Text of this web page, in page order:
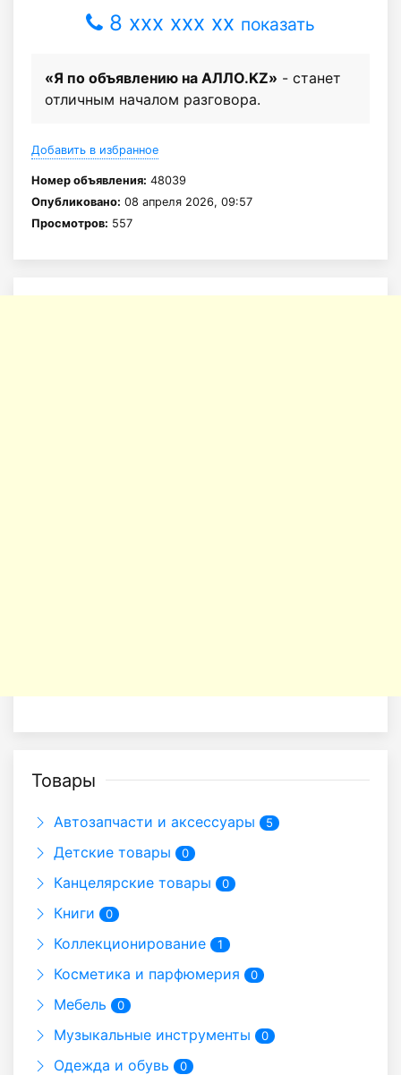
8 xxx xxx xx показать
«Я по объявлению на АЛЛО.KZ» - станет
отличным началом разговора.
Добавить в избранное
Номер объявления: 48039
Опубликовано: 08 апреля 2026, 09:57
Просмотров: 557
Товары
Автозапчасти и аксессуары 5
Детские товары 0
Канцелярские товары 0
Книги 0
Коллекционирование 1
Косметика и парфюмерия 0
Мебель 0
Музыкальные инструменты 0
Одежда и обувь 0